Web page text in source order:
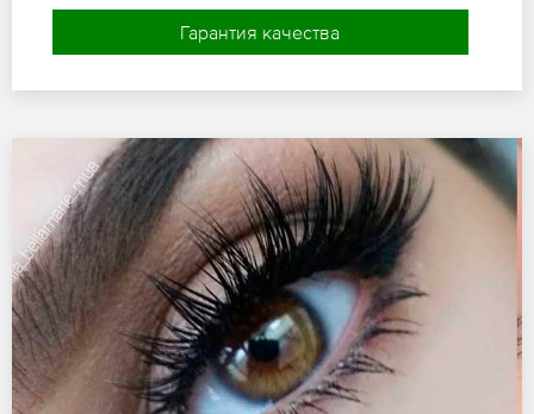
Гарантия качества